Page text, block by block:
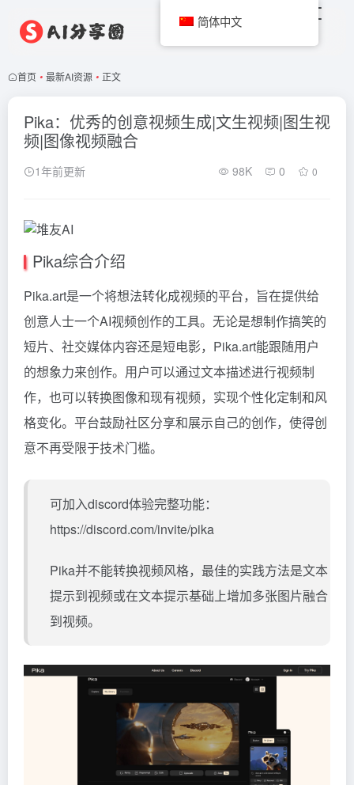
首页 • 最新AI资源 • 正文
Pika：优秀的创意视频生成|文生视频|图生视
频|图像视频融合
1年前更新 98K 0 0
Pika综合介绍
Pika.art是一个将想法转化成视频的平台，旨在提供给
创意人士一个AI视频创作的工具。无论是想制作搞笑的
短片、社交媒体内容还是短电影，Pika.art能跟随用户
的想象力来创作。用户可以通过文本描述进行视频制
作，也可以转换图像和现有视频，实现个性化定制和风
格变化。平台鼓励社区分享和展示自己的创作，使得创
意不再受限于技术门槛。
可加入discord体验完整功能：
https://discord.com/invite/pika
Pika并不能转换视频风格，最佳的实践方法是文本
提示到视频或在文本提示基础上增加多张图片融合
到视频。
简体中文